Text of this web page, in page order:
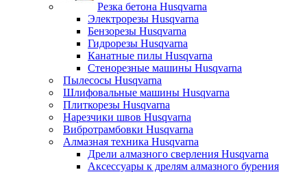
Резка бетона Husqvarna
Электрорезы Husqvarna
Бензорезы Husqvarna
Гидрорезы Husqvarna
Канатные пилы Husqvarna
Стенорезные машины Husqvarna
Пылесосы Husqvarna
Шлифовальные машины Husqvarna
Плиткорезы Husqvarna
Нарезчики швов Husqvarna
Вибротрамбовки Husqvarna
Алмазная техника Husqvarna
Дрели алмазного сверления Husqvarna
Аксессуары к дрелям алмазного бурения